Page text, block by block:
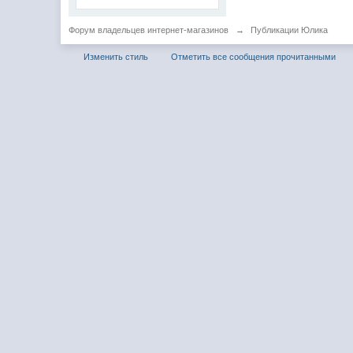
Форум владельцев интернет-магазинов → Публикации Юлика
Изменить стиль Отметить все сообщения прочитанными